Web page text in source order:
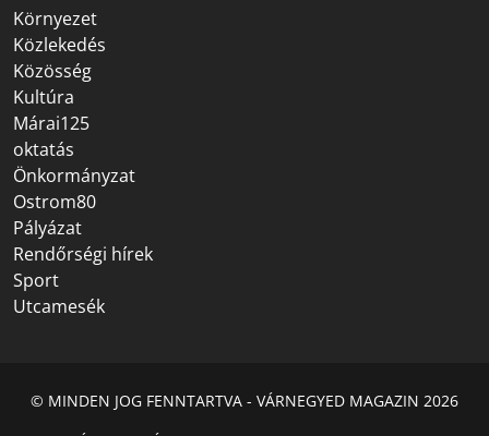
Környezet
Közlekedés
Közösség
Kultúra
Márai125
oktatás
Önkormányzat
Ostrom80
Pályázat
Rendőrségi hírek
Sport
Utcamesék
© MINDEN JOG FENNTARTVA - VÁRNEGYED MAGAZIN 2026